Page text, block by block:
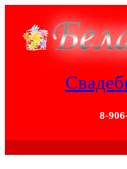
содержимому
8-